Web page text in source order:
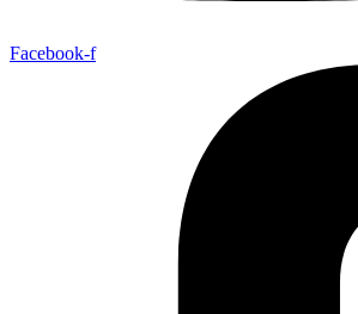
Facebook-f